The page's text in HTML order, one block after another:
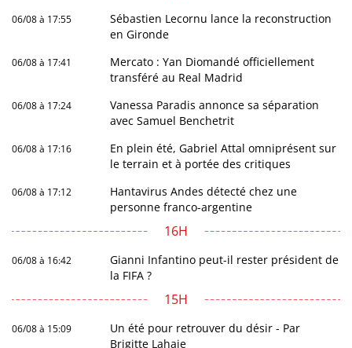
06/08 à 17:55
Sébastien Lecornu lance la reconstruction
en Gironde
06/08 à 17:41
Mercato : Yan Diomandé officiellement
transféré au Real Madrid
06/08 à 17:24
Vanessa Paradis annonce sa séparation
avec Samuel Benchetrit
06/08 à 17:16
En plein été, Gabriel Attal omniprésent sur
le terrain et à portée des critiques
06/08 à 17:12
Hantavirus Andes détecté chez une
personne franco-argentine
16H
06/08 à 16:42
Gianni Infantino peut-il rester président de
la FIFA ?
15H
06/08 à 15:09
Un été pour retrouver du désir - Par
Brigitte Lahaie